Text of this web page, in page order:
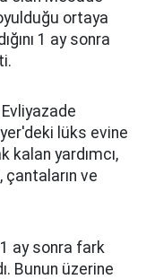
ortaya
1 ay sonra
lüks evine
kalan yardımcı,
çantaların ve
1 ay sonra fark
Bunun üzerine